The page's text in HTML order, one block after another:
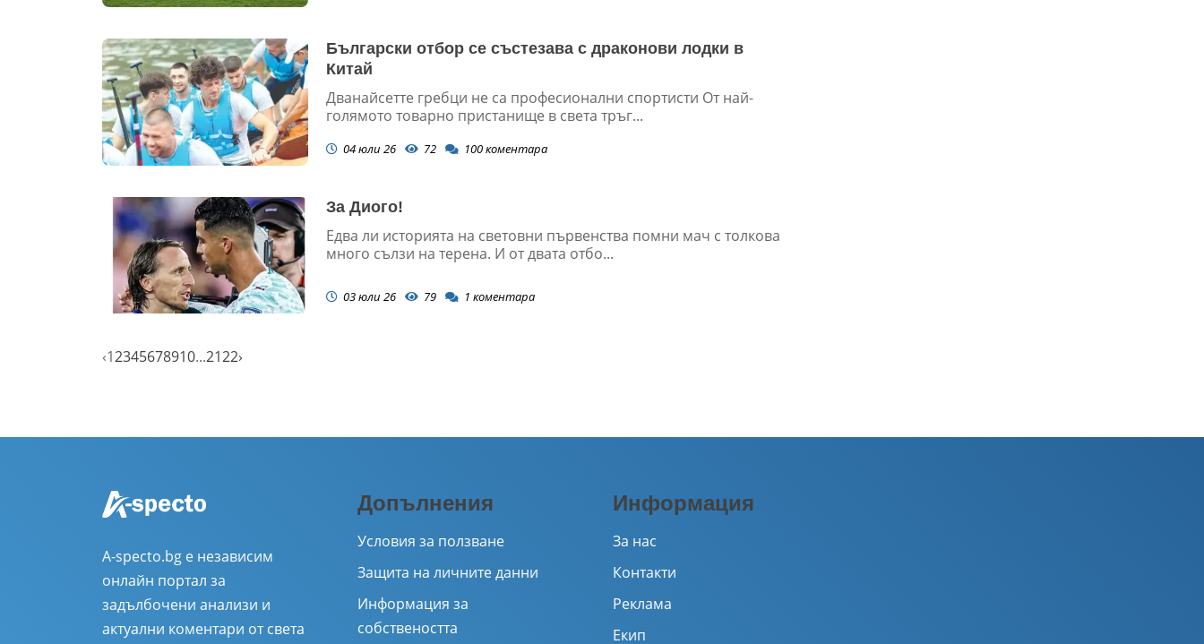
Български отбор се състезава с драконови лодки в
Китай
Дванайсетте гребци не са професионални спортисти От най-
голямото товарно пристанище в света тръг...
04 юли 26 72 100коментара
За Диого!
Едва ли историята на световни първенства помни мач с толкова
много сълзи на терена. И от двата отбо...
03 юли 26 79 1 коментара
‹12345678910...2122›
A-specto.bg е независим
онлайн портал за
задълбочени анализи и
актуални коментари от света
Допълнения
Условия за ползване
Защита на личните данни
Информация за
собствеността
Информация
За нас
Контакти
Реклама
Екип